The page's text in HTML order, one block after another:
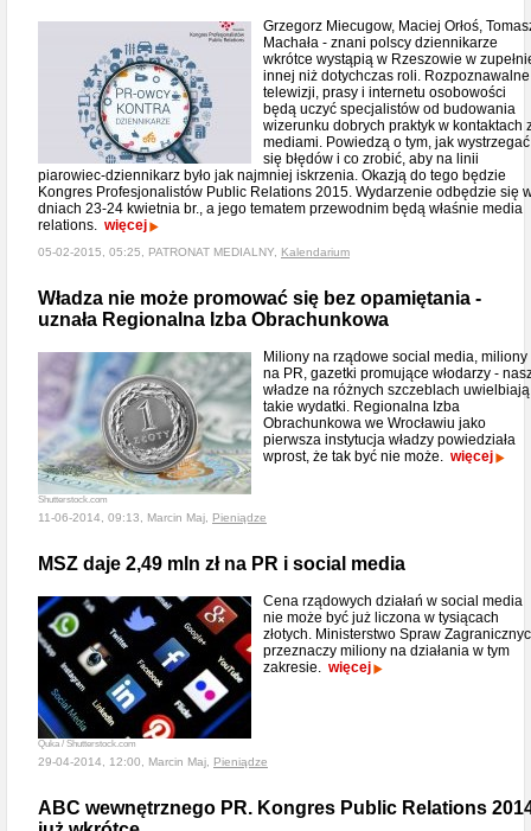
Grzegorz Miecugow, Maciej Orłoś,
Machała - znani polscy dziennikarze
wkrótce wystąpią w Rzeszowie w
innej niż dotychczas roli.
telewizji, prasy i internetu osobowości
będą uczyć specjalistów od budowania
wizerunku dobrych praktyk w kontaktach
mediami. Powiedzą o tym, jak wystrzegać
się błędów i co zrobić, aby na linii
piarowiec-dziennikarz było jak najmniej iskrzenia. Okazją do tego będzie
Kongres Profesjonalistów Public Relations 2015. Wydarzenie odbędzie się
dniach 23-24 kwietnia br., a jego tematem przewodnim będą właśnie media
relations. więcej
05-02-2015, 05:25, PATRONAT MEDIALNY, Kalendarium
Władza nie może promować się bez opamiętania -
uznała Regionalna Izba Obrachunkowa
Shutterstock.com
Miliony na rządowe social media, miliony
na PR, gazetki promujące włodarzy -
władze na różnych szczeblach uwielbiają
takie wydatki. Regionalna Izba
Obrachunkowa we Wrocławiu jako
pierwsza instytucja władzy powiedziała
wprost, że tak być nie może. więcej
11-06-2014, 09:13, Marcin Maj, Pieniądze
MSZ daje 2,49 mln zł na PR i social media
Quka / Shutterstock.com
Cena rządowych działań w social media
nie może być już liczona w tysiącach
złotych. Ministerstwo Spraw
przeznaczy miliony na działania w tym
zakresie. więcej
29-04-2014, 12:00, Marcin Maj, Pieniądze
ABC wewnętrznego PR. Kongres Public Relations